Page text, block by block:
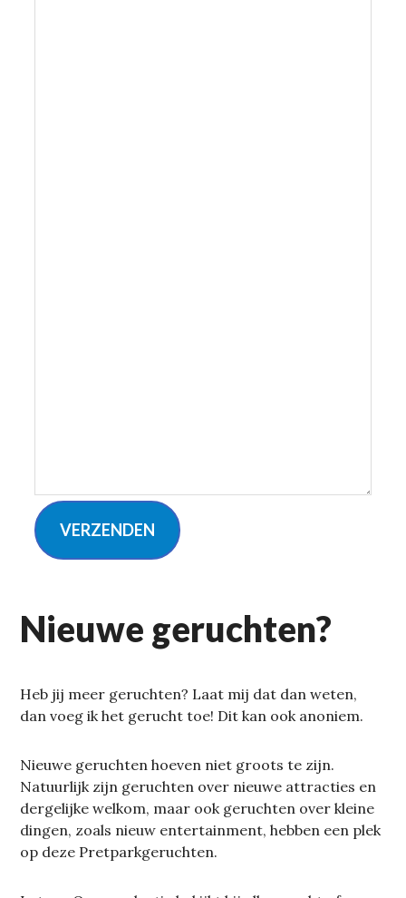
VERZENDEN
Nieuwe geruchten?
Heb jij meer geruchten? Laat mij dat dan weten,
dan voeg ik het gerucht toe! Dit kan ook anoniem.
Nieuwe geruchten hoeven niet groots te zijn.
Natuurlijk zijn geruchten over nieuwe attracties en
dergelijke welkom, maar ook geruchten over kleine
dingen, zoals nieuw entertainment, hebben een plek
op deze Pretparkgeruchten.